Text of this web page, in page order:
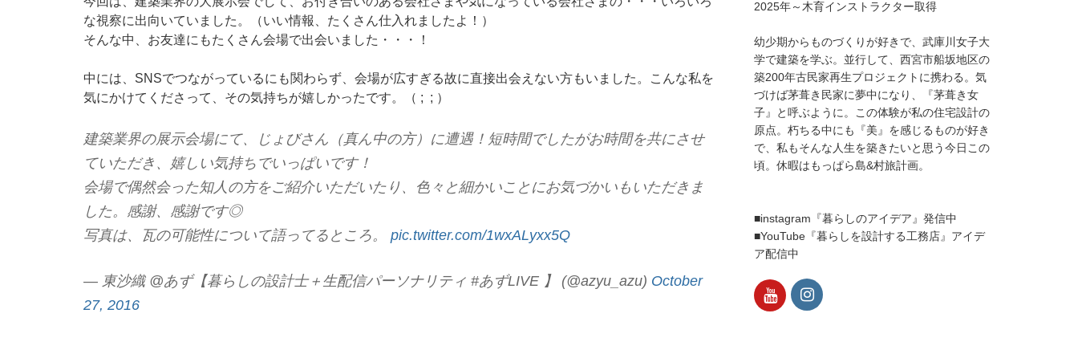
な視察に出向いていました。（いい情報、たくさん仕入れましたよ！）
そんな中、お友達にもたくさん会場で出会いました・・・！
中には、SNSでつながっているにも関わらず、会場が広すぎる故に直接出会えない方もいました。こんな私を
気にかけてくださって、その気持ちが嬉しかったです。（ ; ; ）
建築業界の展示会場にて、じょびさん（真ん中の方）に遭遇！短時間でしたがお時間を共にさせ
ていただき、嬉しい気持ちでいっぱいです！
会場で偶然会った知人の方をご紹介いただいたり、色々と細かいことにお気づかいもいただきま
した。感謝、感謝です◎
写真は、瓦の可能性について語ってるところ。 pic.twitter.com/1wxALyxx5Q
— 東沙織 @あず【暮らしの設計士＋生配信パーソナリティ #あずLIVE 】 (@azyu_azu) October
27, 2016
2025年～木育インストラクター取得
幼少期からものづくりが好きで、武庫川女子大
学で建築を学ぶ。並行して、西宮市船坂地区の
築200年古民家再生プロジェクトに携わる。気
づけば茅葺き民家に夢中になり、『茅葺き女
子』と呼ぶように。この体験が私の住宅設計の
原点。朽ちる中にも『美』を感じるものが好き
で、私もそんな人生を築きたいと思う今日この
頃。休暇はもっぱら島&村旅計画。
■instagram『暮らしのアイデア』発信中
■YouTube『暮らしを設計する工務店』アイデ
ア配信中